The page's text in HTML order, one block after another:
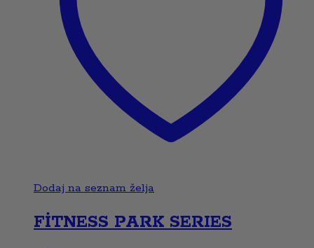
Dodaj na seznam želja
FİTNESS PARK SERIES